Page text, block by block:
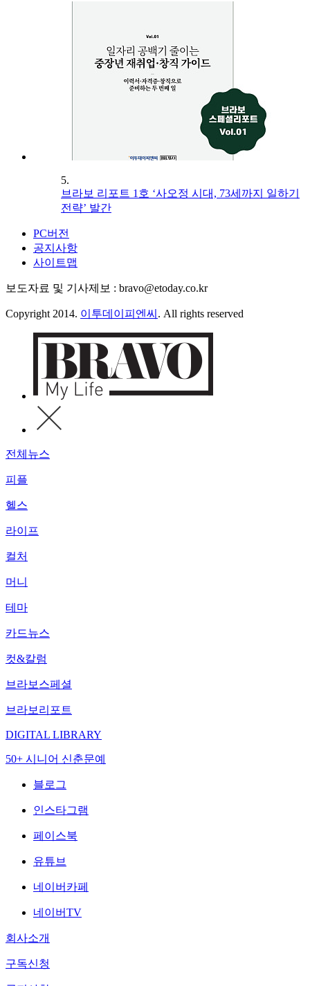
5.
브라보 리포트 1호 ‘사오정 시대, 73세까지 일하기
전략’ 발간
PC버전
공지사항
사이트맵
보도자료 및 기사제보 : bravo@etoday.co.kr
Copyright 2014. 이투데이피엔씨 . All rights reserved
전체뉴스
피플
헬스
라이프
컬처
머니
테마
카드뉴스
컷&칼럼
브라보스페셜
브라보리포트
DIGITAL LIBRARY
50+ 시니어 신춘문예
블로그
인스타그램
페이스북
유튜브
네이버카페
네이버TV
회사소개
구독신청